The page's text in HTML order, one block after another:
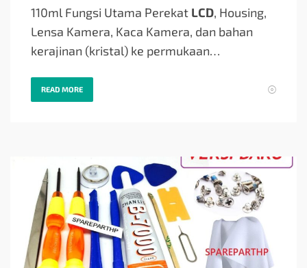
110ml Fungsi Utama Perekat LCD, Housing,
Lensa Kamera, Kaca Kamera, dan bahan
kerajinan (kristal) ke permukaan…
READ MORE